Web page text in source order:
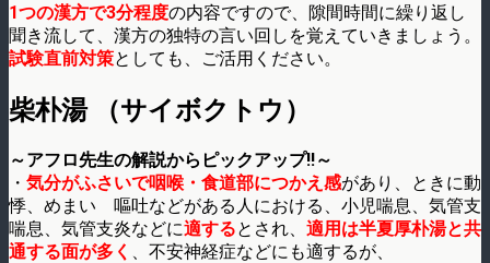
1つの漢方で3分程度の内容ですので、隙間時間に繰り返し
聞き流して、漢方の独特の言い回しを覚えていきましょう。
試験直前対策としても、ご活用ください。
柴朴湯 （サイボクトウ）
～アフロ先生の解説からピックアップ!!～
・ 気分がふさいで咽喉・食道部につかえ感があり、ときに動
悸、めまい 嘔吐などがある人における、小児喘息、気管支
喘息、気管支炎などに適するとされ、 適用は半夏厚朴湯と共
通する面が多く
、不安神経症などにも適するが、